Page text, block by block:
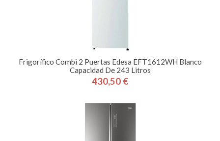
Frigorífico Combi 2 Puertas Edesa EFT1612WH Blanco
Capacidad De 243 Litros
Precio
430,50 €